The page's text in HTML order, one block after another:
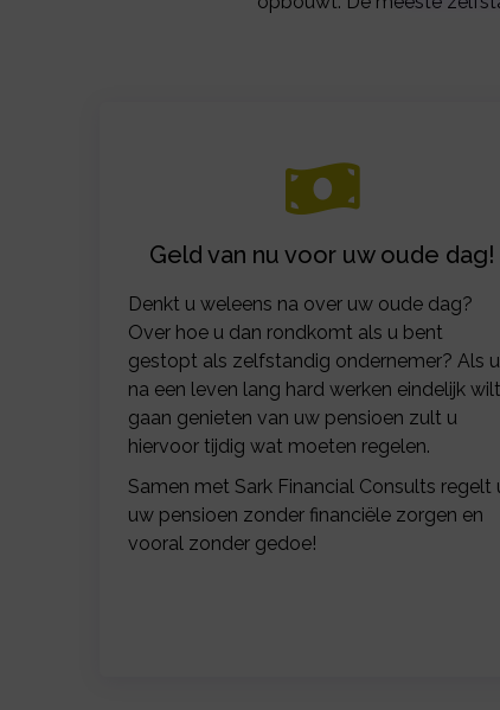
Geld van nu voor uw oude dag!
Denkt u weleens na over uw oude dag?
Over hoe u dan rondkomt als u bent
gestopt als zelfstandig ondernemer? Als u
na een leven lang hard werken eindelijk wilt
gaan genieten van uw pensioen zult u
hiervoor tijdig wat moeten regelen.
Samen met Sark Financial Consults regelt
uw pensioen zonder financiële zorgen en
vooral zonder gedoe!